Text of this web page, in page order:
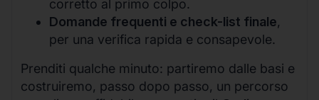
corretto al primo colpo.
Domande frequenti e check-list finale,
per una verifica rapida e consapevole.
Prenditi qualche minuto: partiremo dalle basi e
costruiremo, passo dopo passo, un percorso